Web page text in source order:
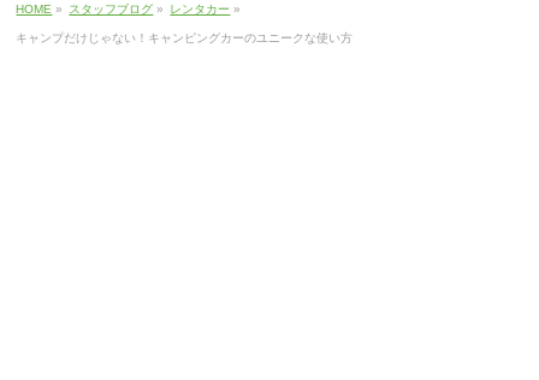
HOME » スタッフブログ » レンタカー »
キャンプだけじゃない！キャンピングカーのユニークな使い方